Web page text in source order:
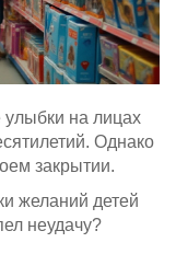
на лицах
Однако
закрытии.
желаний детей
неудачу?